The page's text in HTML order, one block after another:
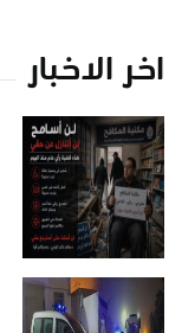
اخر الاخبار